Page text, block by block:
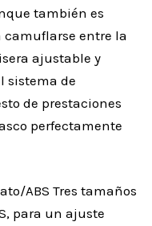
también es
camuflarse entre la
ajustable y
sistema de
de prestaciones
perfectamente
ABS Tres tamaños
para un ajuste